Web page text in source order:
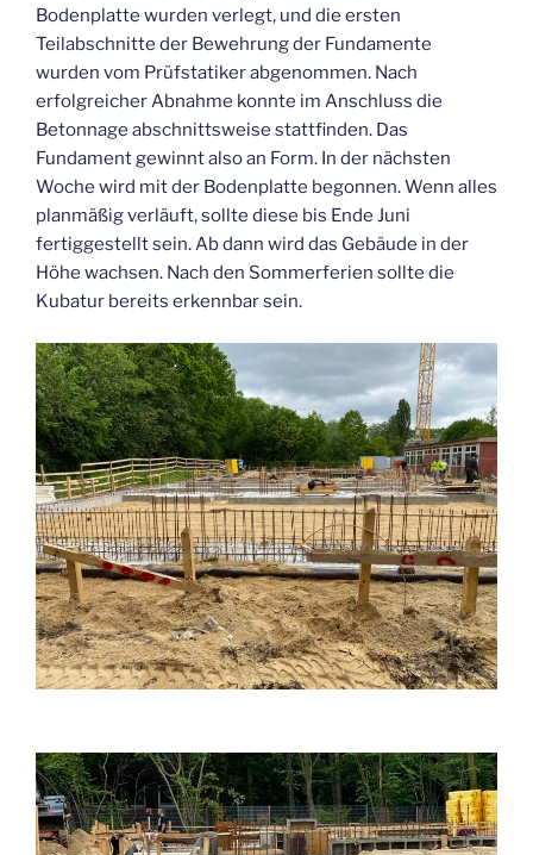
Bodenplatte wurden verlegt, und die ersten
Teilabschnitte der Bewehrung der Fundamente
wurden vom Prüfstatiker abgenommen. Nach
erfolgreicher Abnahme konnte im Anschluss die
Betonnage abschnittsweise stattfinden. Das
Fundament gewinnt also an Form. In der nächsten
Woche wird mit der Bodenplatte begonnen. Wenn alles
planmäßig verläuft, sollte diese bis Ende Juni
fertiggestellt sein. Ab dann wird das Gebäude in der
Höhe wachsen. Nach den Sommerferien sollte die
Kubatur bereits erkennbar sein.